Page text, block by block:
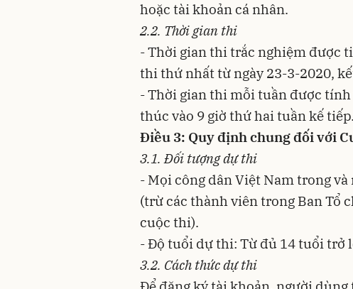
hoặc tài khoản cá nhân.
2.2. Thời gian thi
- Thời gian thi trắc nghiệm được
thi thứ nhất từ ngày 23-3-2020,
- Thời gian thi mỗi tuần được
thúc vào 9 giờ thứ hai tuần kế tiếp.
Điều 3: Quy định chung đối với
3.1. Đối tượng dự thi
- Mọi công dân Việt Nam trong
(trừ các thành viên trong Ban Tổ
cuộc thi).
- Độ tuổi dự thi: Từ đủ 14 tuổi trở
3.2. Cách thức dự thi